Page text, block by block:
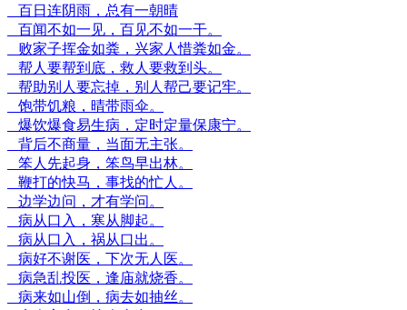
百日连阴雨，总有一朝晴
百闻不如一见，百见不如一干。
败家子挥金如粪，兴家人惜粪如金。
帮人要帮到底，救人要救到头。
帮助别人要忘掉，别人帮己要记牢。
饱带饥粮，晴带雨伞。
爆饮爆食易生病，定时定量保康宁。
背后不商量，当面无主张。
笨人先起身，笨鸟早出林。
鞭打的快马，事找的忙人。
边学边问，才有学问。
病从口入，寒从脚起。
病从口入，祸从口出。
病好不谢医，下次无人医。
病急乱投医，逢庙就烧香。
病来如山倒，病去如抽丝。